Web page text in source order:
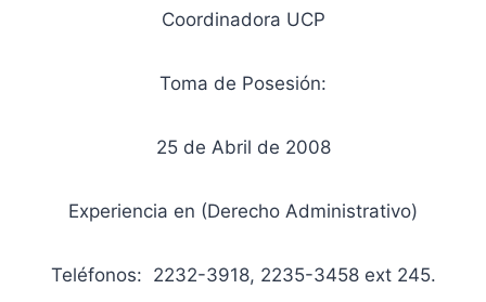
Coordinadora UCP
Toma de Posesión:
25 de Abril de 2008
Experiencia en (Derecho Administrativo)
Teléfonos: 2232-3918, 2235-3458 ext 245.